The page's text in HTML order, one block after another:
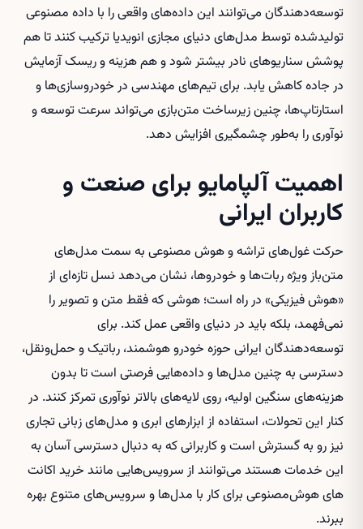
توسعه‌دهندگان می‌توانند این داده‌های واقعی را با داده مصنوعی
تولیدشده توسط مدل‌های دنیای مجازی انویدیا ترکیب کنند تا هم
پوشش سناریوهای نادر بیشتر شود و هم هزینه و ریسک آزمایش
در جاده کاهش یابد. برای تیم‌های مهندسی در خودروسازی‌ها و
استارتاپ‌ها، چنین زیرساخت متن‌بازی می‌تواند سرعت توسعه و
نوآوری را به‌طور چشمگیری افزایش دهد.
اهمیت آلپامایو برای صنعت و
کاربران ایرانی
حرکت غول‌های تراشه و هوش مصنوعی به سمت مدل‌های
متن‌باز ویژه ربات‌ها و خودروها، نشان می‌دهد نسل تازه‌ای از
«هوش فیزیکی» در راه است؛ هوشی که فقط متن و تصویر را
نمی‌فهمد، بلکه باید در دنیای واقعی عمل کند. برای
توسعه‌دهندگان ایرانی حوزه خودرو هوشمند، رباتیک و حمل‌ونقل،
دسترسی به چنین مدل‌ها و داده‌هایی فرصتی است تا بدون
هزینه‌های سنگین اولیه، روی لایه‌های بالاتر نوآوری تمرکز کنند. در
کنار این تحولات، استفاده از ابزارهای ابری و مدل‌های زبانی تجاری
نیز رو به گسترش است و کاربرانی که به دنبال دسترسی آسان به
این خدمات هستند می‌توانند از سرویس‌هایی مانند خرید اکانت
های هوش‌مصنوعی برای کار با مدل‌ها و سرویس‌های متنوع بهره
ببرند.